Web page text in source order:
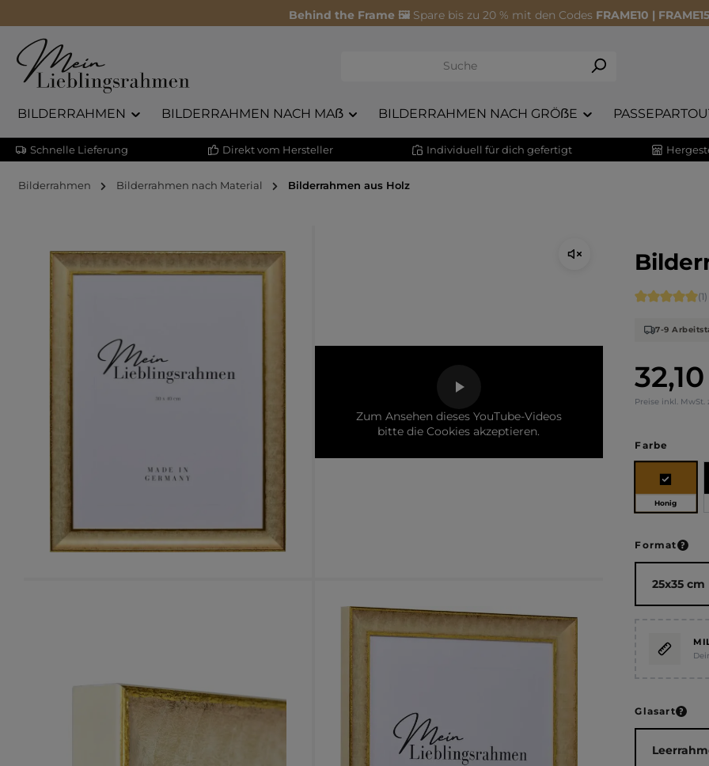
Behind the Frame 🖼️ Spare bis zu 20 % mit den Codes FRAME10 |
BILDERRAHMEN BILDERRAHMEN NACH MAẞ BILDERRAHMEN NACH GRÖẞE
Schnelle Lieferung Direkt vom Hersteller Individuell für dich gefertigt
Bilderrahmen Bilderrahmen nach Material Bilderrahmen aus Holz
Zum Ansehen dieses YouTube-Videos
bitte die Cookies akzeptieren.
Regulärer
Preise inkl. MwSt.
(1)
7-9
Farbe
Honig
Format
Glasart